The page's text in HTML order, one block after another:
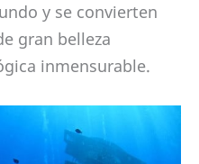
y se convierten
gran belleza
inmensurable.